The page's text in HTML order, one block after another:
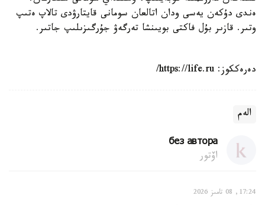
ەندى دۇكەن يەسى ودان اتالعان سومانى قايتارۋدى تالاپ ەتىپ
وتىر. قازىر بۇل فاكتى بويىنشا تەرگەۋ جۇرگىزىلىپ جاتىر.
دەرەككوز: https://life.ru/
الەم
без автора
اۆتور
17:24, 08 تامىز 2026